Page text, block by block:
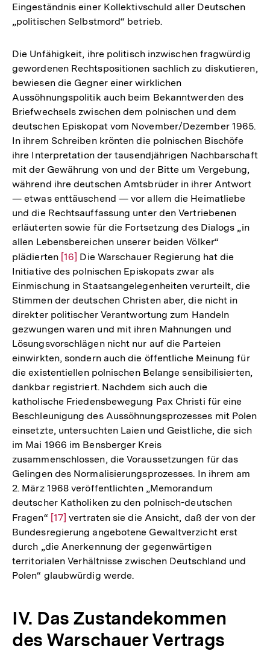
Eingeständnis einer Kollektivschuld aller Deutschen
„politischen Selbstmord“ betrieb.
Die Unfähigkeit, ihre politisch inzwischen fragwürdig
gewordenen Rechtspositionen sachlich zu diskutieren,
bewiesen die Gegner einer wirklichen
Aussöhnungspolitik auch beim Bekanntwerden des
Briefwechsels zwischen dem polnischen und dem
deutschen Episkopat vom November/Dezember 1965.
In ihrem Schreiben krönten die polnischen Bischöfe
ihre Interpretation der tausendjährigen Nachbarschaft
mit der Gewährung von und der Bitte um Vergebung,
während ihre deutschen Amtsbrüder in ihrer Antwort
— etwas enttäuschend — vor allem die Heimatliebe
und die Rechtsauffassung unter den Vertriebenen
erläuterten sowie für die Fortsetzung des Dialogs „in
allen Lebensbereichen unserer beiden Völker“
plädierten Zur
Auflösung
der
Fußnote
[16] Die Warschauer Regierung hat die
Initiative des polnischen Episkopats zwar als
Einmischung in Staatsangelegenheiten verurteilt, die
Stimmen der deutschen Christen aber, die nicht in
direkter politischer Verantwortung zum Handeln
gezwungen waren und mit ihren Mahnungen und
Lösungsvorschlägen nicht nur auf die Parteien
einwirkten, sondern auch die öffentliche Meinung für
die existentiellen polnischen Belange sensibilisierten,
dankbar registriert. Nachdem sich auch die
katholische Friedensbewegung Pax Christi für eine
Beschleunigung des Aussöhnungsprozesses mit Polen
einsetzte, untersuchten Laien und Geistliche, die sich
im Mai 1966 im Bensberger Kreis
zusammenschlossen, die Voraussetzungen für das
Gelingen des Normalisierungsprozesses. In ihrem am
2. März 1968 veröffentlichten „Memorandum
deutscher Katholiken zu den polnisch-deutschen
Fragen“ Zur
Auflösung
der
Fußnote
[17] vertraten sie die Ansicht, daß der von der
Bundesregierung angebotene Gewaltverzicht erst
durch „die Anerkennung der gegenwärtigen
territorialen Verhältnisse zwischen Deutschland und
Polen“ glaubwürdig werde.
IV. Das Zustandekommen
des Warschauer Vertrags